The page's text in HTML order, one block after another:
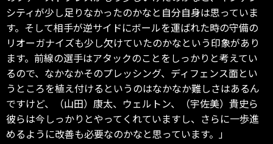
シティが少し足りなかったのかなと自分自身は思っていま
す。そして相手が逆サイドにボールを運ばれた時の守備の
リオーガナイズも少し欠けていたのかなという印象があり
ます。前線の選手はアタックのことをしっかりと考えてい
るので、なかなかそのプレッシング、ディフェンス面とい
うところを植え付けるというのはなかなか難しさはあるん
ですけど、（山田）康太、ウェルトン、（宇佐美）貴史ら
彼らは今しっかりとやってくれていますし、さらに一歩進
めるように改善も必要なのかなと思っています。」